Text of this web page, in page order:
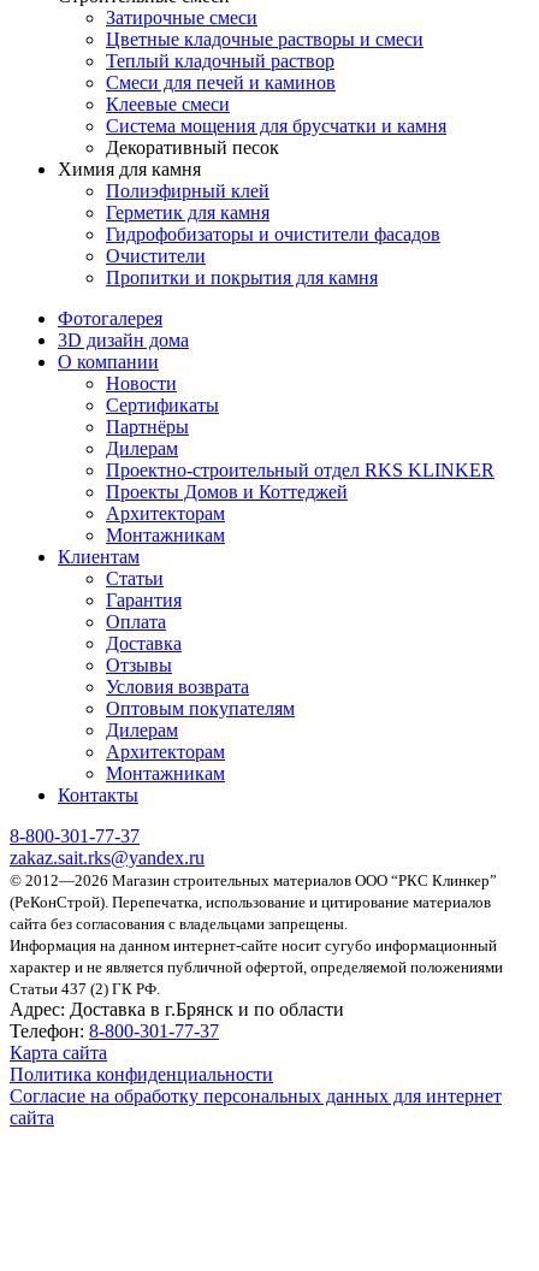
Затирочные смеси
Цветные кладочные растворы и смеси
Теплый кладочный раствор
Смеси для печей и каминов
Клеевые смеси
Система мощения для брусчатки и камня
Декоративный песок
Химия для камня
Полиэфирный клей
Герметик для камня
Гидрофобизаторы и очистители фасадов
Очистители
Пропитки и покрытия для камня
Фотогалерея
3D дизайн дома
О компании
Новости
Сертификаты
Партнёры
Дилерам
Проектно-строительный отдел RKS KLINKER
Проекты Домов и Коттеджей
Архитекторам
Монтажникам
Клиентам
Статьи
Гарантия
Оплата
Доставка
Отзывы
Условия возврата
Оптовым покупателям
Дилерам
Архитекторам
Монтажникам
Контакты
8-800-301-77-37
zakaz.sait.rks@yandex.ru
© 2012—2026 Магазин строительных материалов ООО “РКС Клинкер”
(РеКонСтрой). Перепечатка, использование и цитирование материалов
сайта без согласования с владельцами запрещены.
Информация на данном интернет-сайте носит сугубо информационный
характер и не является публичной офертой, определяемой положениями
Статьи 437 (2) ГК РФ.
Адрес: Доставка в г.Брянск и по области
Телефон: 8-800-301-77-37
Карта сайта
Политика конфиденциальности
Согласие на обработку персональных данных для интернет
сайта